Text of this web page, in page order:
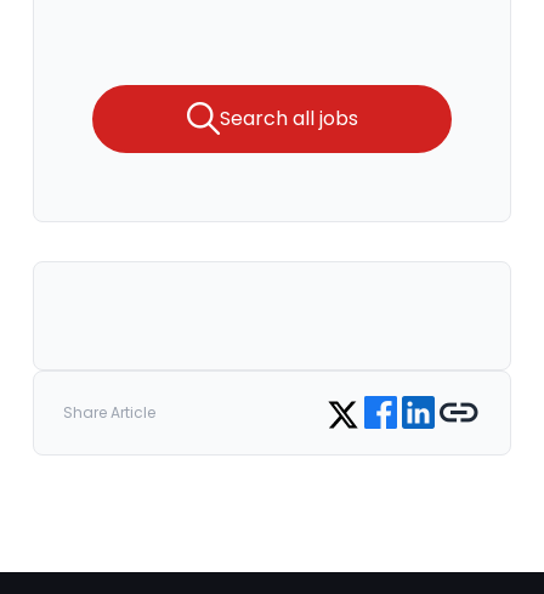
Search all jobs
Share Article Share on Twitter
Share on Facebook
Share on LinkedIn
Copy link